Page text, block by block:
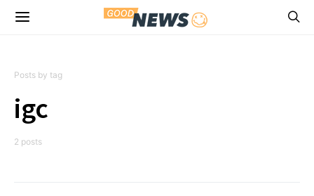
Posts by tag
igc
2 posts